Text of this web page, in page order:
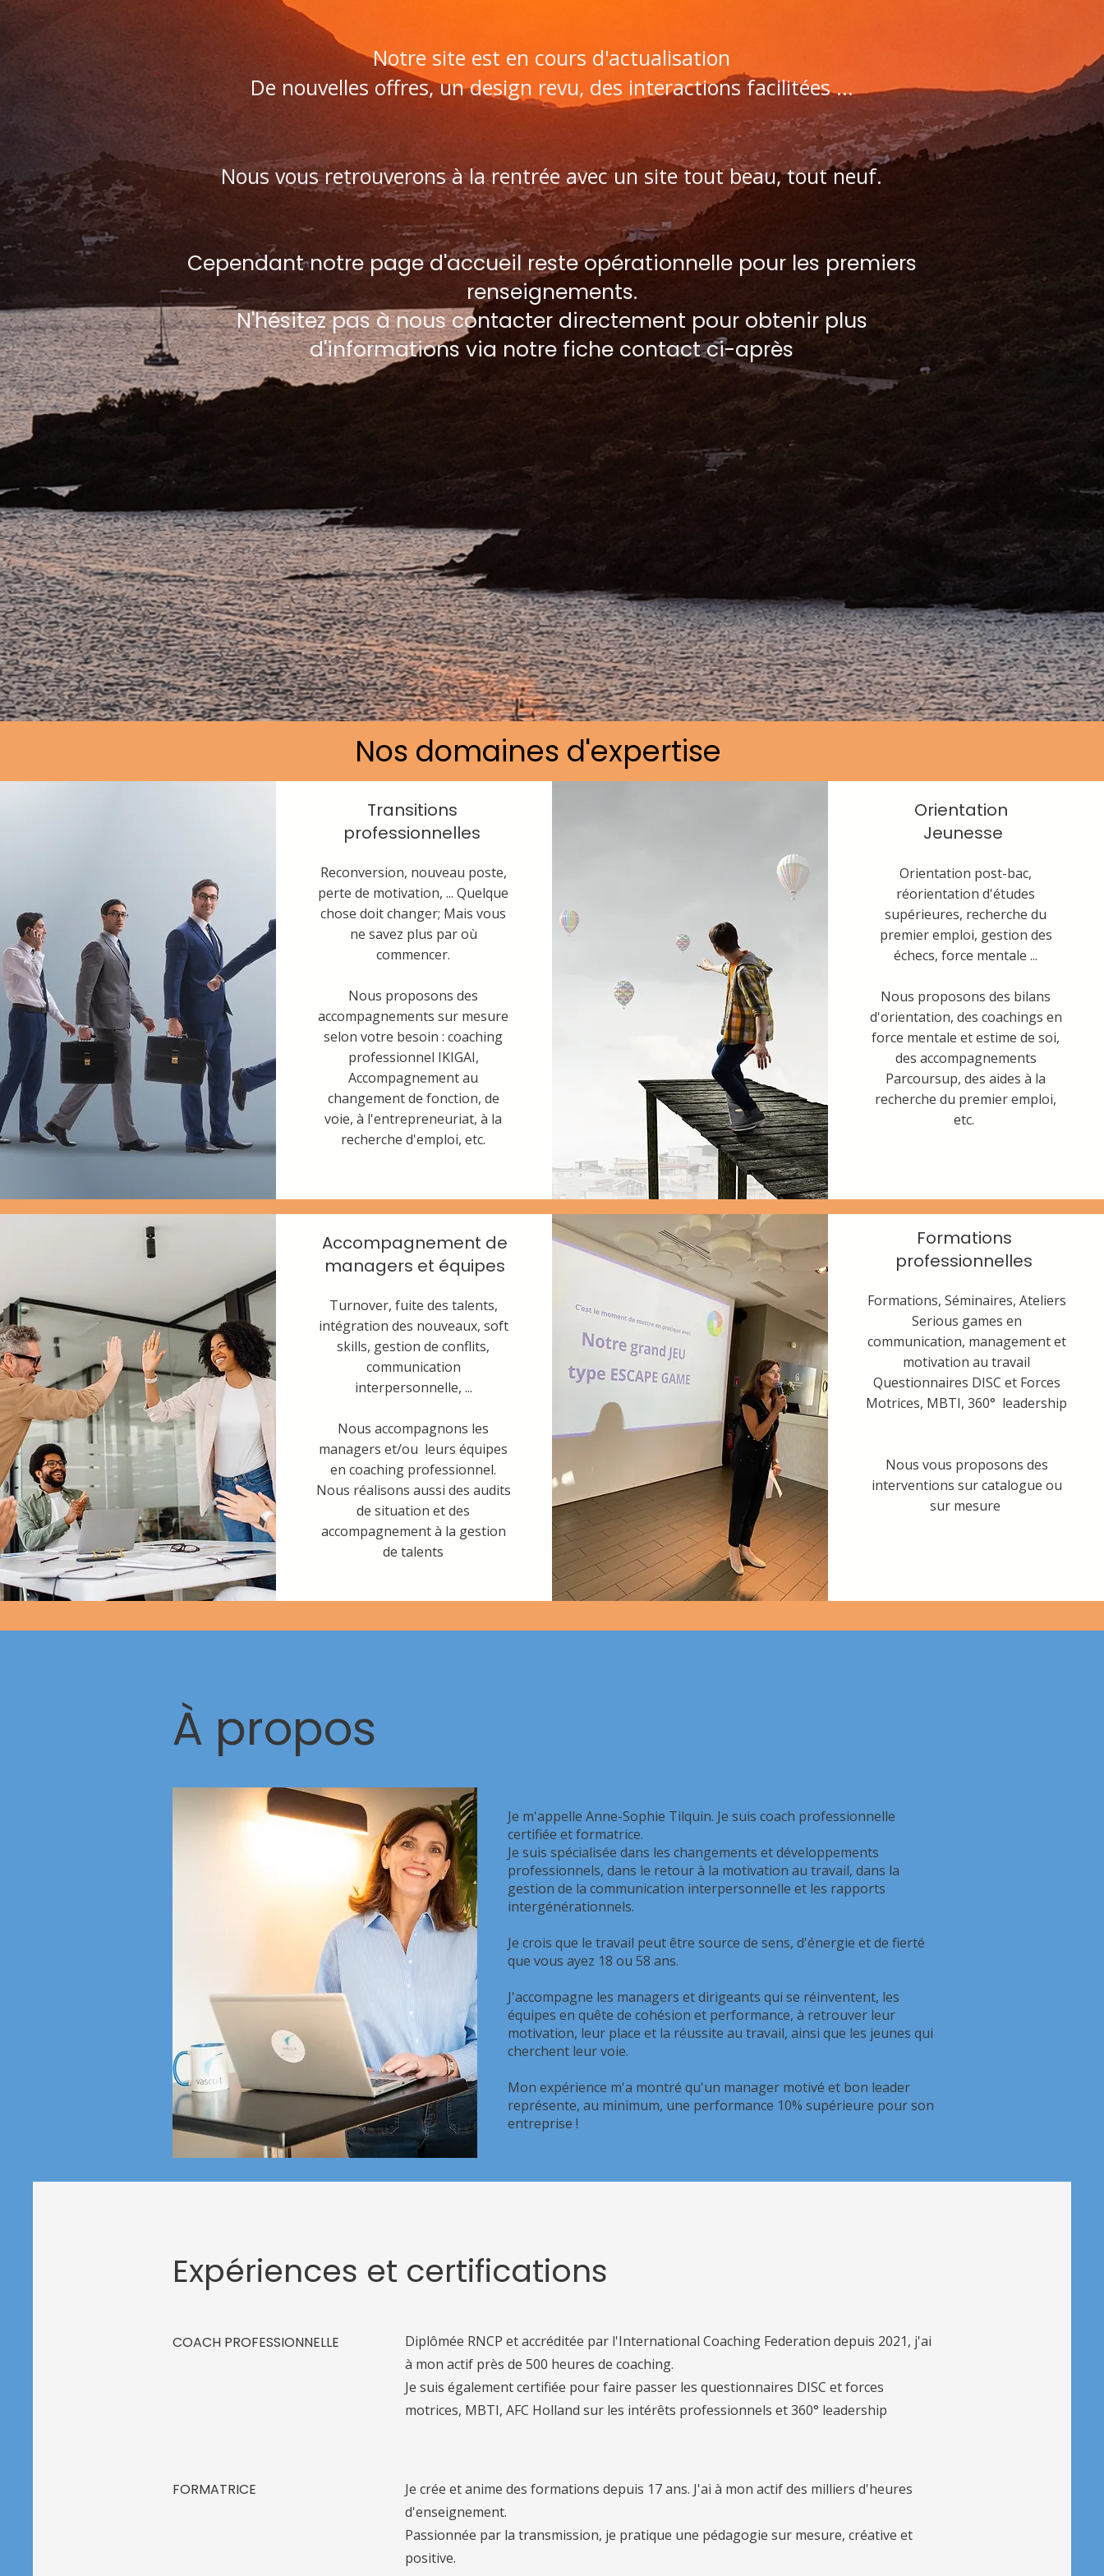
Je m'appelle Anne-Sophie Tilquin,
et formatrice, spécialisée dans les
changements professionnels et le
management multigénérationnel.
Je crois que le travail peut être une
source de sens, d'énergie et de fierté que
vous ayez 18 ans ou 58 ans.
J'accompagne les jeunes qui cherchent
leur voie,
les adultes qui se réinventent,
et les équipes en recherche de cohésion
et de performance, qui se transforment
certifications et expériences
Notre site est en cours d'actualisation
De nouvelles offres, un design revu, des interactions facilitées ...
Nous vous retrouverons à la rentrée avec un site tout beau, tout neuf.
Cependant notre page d'accueil reste opérationnelle pour les premiers
renseignements.
N'hésitez pas à nous contacter directement pour obtenir plus
d'informations via notre fiche contact ci-après
Nos domaines d'expertise
Transitions
professionnelles
Reconversion, nouveau poste,
perte de motivation, ... Quelque
chose doit changer; Mais vous
ne savez plus par où
commencer.
Nous proposons des
accompagnements sur mesure
selon votre besoin : coaching
professionnel IKIGAI,
Accompagnement au
changement de fonction, de
voie, à l'entrepreneuriat, à la
recherche d'emploi, etc.
Orientation
Jeunesse
Orientation post-bac,
réorientation d'études
supérieures, recherche du
premier emploi, gestion des
échecs, force mentale ...
Nous proposons des bilans
d'orientation, des coachings en
force mentale et estime de soi,
des accompagnements
Parcoursup, des aides à la
recherche du premier emploi,
etc.
Accompagnement de
managers et équipes
Turnover, fuite des talents,
intégration des nouveaux, soft
skills, gestion de conflits,
communication
interpersonnelle, ...
Nous accompagnons les
managers et/ou leurs équipes
en coaching professionnel.
Nous réalisons aussi des audits
de situation et des
accompagnement à la gestion
de talents
Formations
professionnelles
Formations, Séminaires, Ateliers
Serious games en
communication, management et
motivation au travail
Questionnaires DISC et Forces
Motrices, MBTI, 360° leadership
Nous vous proposons des
interventions sur catalogue ou
sur mesure
À propos
Je m'appelle Anne-Sophie Tilquin. Je suis coach professionnelle
certifiée et formatrice.
Je suis spécialisée dans les changements et développements
professionnels, dans le retour à la motivation au travail, dans la
gestion de la communication interpersonnelle et les rapports
intergénérationnels.
Je crois que le travail peut être source de sens, d'énergie et de fierté
que vous ayez 18 ou 58 ans.
J'accompagne les managers et dirigeants qui se réinventent, les
équipes en quête de cohésion et performance, à retrouver leur
motivation, leur place et la réussite au travail, ainsi que les jeunes qui
cherchent leur voie.
Mon expérience m'a montré qu'un manager motivé et bon leader
représente, au minimum, une performance 10% supérieure pour son
entreprise !
Expériences et certifications
COACH PROFESSIONNELLE
Diplômée RNCP et accréditée par l'International Coaching Federation depuis 2021, j'ai
à mon actif près de 500 heures de coaching.
Je suis également certifiée pour faire passer les questionnaires DISC et forces
motrices, MBTI, AFC Holland sur les intérêts professionnels et 360° leadership
FORMATRICE
Je crée et anime des formations depuis 17 ans. J'ai à mon actif des milliers d'heures
d'enseignement.
Passionnée par la transmission, je pratique une pédagogie sur mesure, créative et
positive.